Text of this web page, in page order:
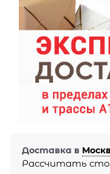
Доставка в
Рассчитать